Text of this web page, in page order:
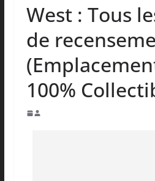
West : Tous
de
100%